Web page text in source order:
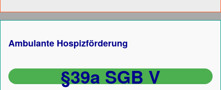
Ambulante Hospizförderung
§39a SGB V